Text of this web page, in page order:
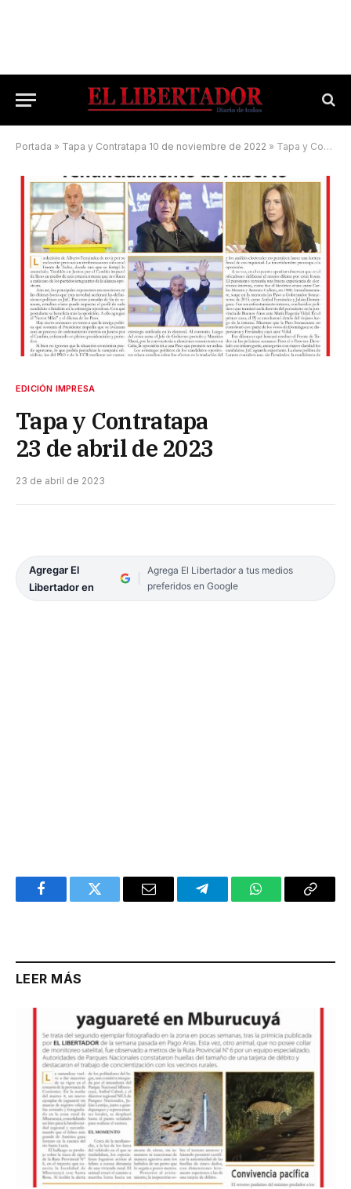
Portada » Tapa y Contratapa 10 de noviembre de 2022 » Tapa y Contratapa 23 de abril de 2023
EDICIÓN IMPRESA
Tapa y Contratapa
23 de abril de 2023
23 de abril de 2023
Agregar El
Libertador en
Agrega El Libertador a tus medios
preferidos en Google
FacebookTwitter Email TelegramWhatsAppCopy
LEER MÁS